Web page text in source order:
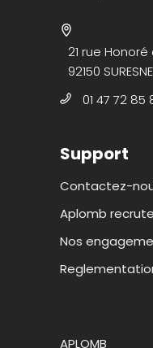
21 rue Honoré
92150
01 47 72 85
Support
Contactez-
Aplomb recrute
Nos
APLOMB